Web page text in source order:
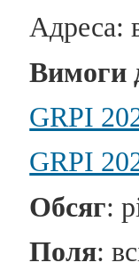
Адреса:
Вимоги
GRPI
GRPI
Обсяг:
Поля: